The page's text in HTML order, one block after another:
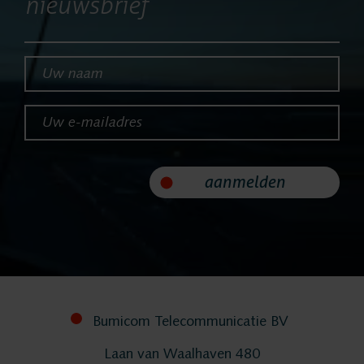
Producten
ASC
Storavox
FlexREC
Nexidia
Projecten
Uw naam*
Uw e-mailadres*
aanmelden
Bumicom Telecommunicatie BV
Laan van Waalhaven 480